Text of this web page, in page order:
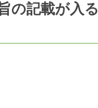
の記載が入る